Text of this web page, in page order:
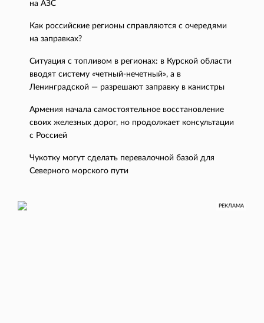
на АЗС
Как российские регионы справляются с очередями
на заправках?
Ситуация с топливом в регионах: в Курской области
вводят систему «четный-нечетный», а в
Ленинградской — разрешают заправку в канистры
Армения начала самостоятельное восстановление
своих железных дорог, но продолжает консультации
с Россией
Чукотку могут сделать перевалочной базой для
Северного морского пути
РЕКЛАМА